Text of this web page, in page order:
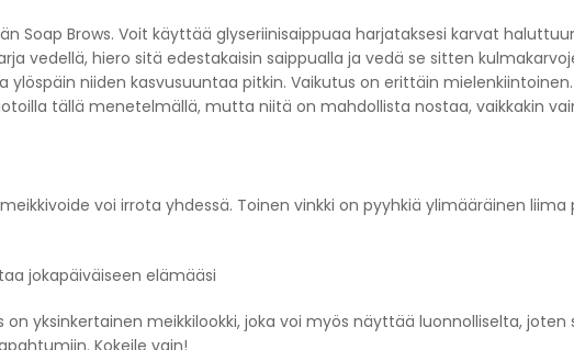
Soap Brows. Voit käyttää glyseriinisaippuaa harjataksesi karvat
vedellä, hiero sitä edestakaisin saippualla ja vedä se sitten
niiden kasvusuuntaa pitkin. Vaikutus on erittäin mielenkiintoinen.
tällä menetelmällä, mutta niitä on mahdollista nostaa, vaikkakin
voi irrota yhdessä. Toinen vinkki on pyyhkiä ylimääräinen liima
jokapäiväiseen elämääsi
yksinkertainen meikkilookki, joka voi myös näyttää luonnolliselta, joten
Kokeile vain!